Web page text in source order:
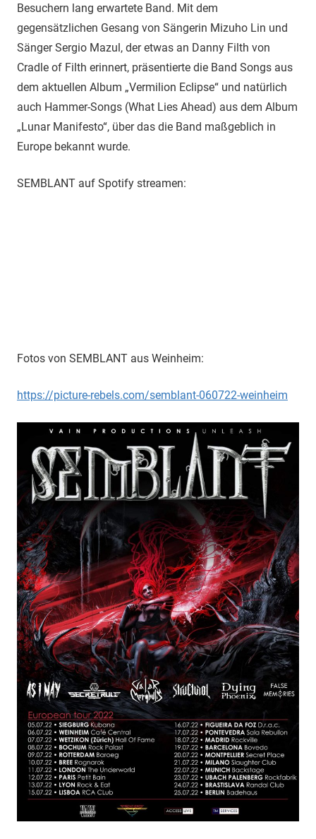
Besuchern lang erwartete Band. Mit dem
gegensätzlichen Gesang von Sängerin Mizuho Lin und
Sänger Sergio Mazul, der etwas an Danny Filth von
Cradle of Filth erinnert, präsentierte die Band Songs aus
dem aktuellen Album „Vermilion Eclipse“ und natürlich
auch Hammer-Songs (What Lies Ahead) aus dem Album
„Lunar Manifesto“, über das die Band maßgeblich in
Europe bekannt wurde.
SEMBLANT auf Spotify streamen:
Fotos von SEMBLANT aus Weinheim:
https://picture-rebels.com/semblant-060722-weinheim